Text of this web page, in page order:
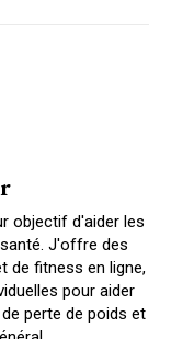
objectif d'aider les
J'offre des
de fitness en ligne,
pour aider
perte de poids et